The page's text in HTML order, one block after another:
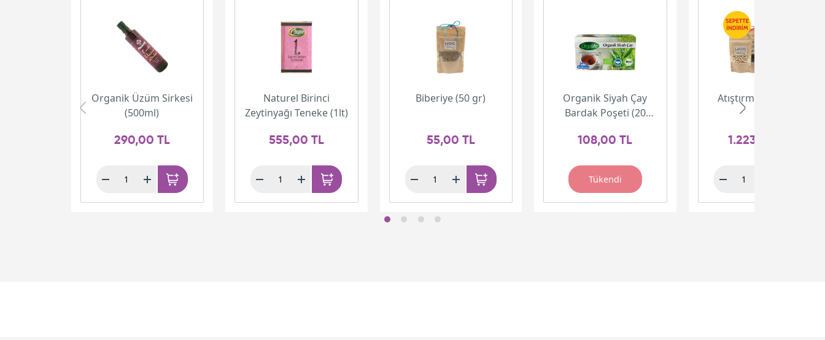
Organik Üzüm Sirkesi
(500ml)
290,00 TL
Naturel Birinci
Zeytinyağı Teneke (1lt)
555,00 TL
Biberiye (50 gr)
55,00 TL
Organik Siyah Çay
Bardak Poşeti (20
108,00 TL
Tükendi
Atıştırmalık Paketi
1.223,00 TL